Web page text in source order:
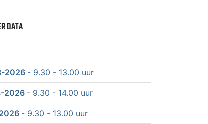
DATA
2026 - 9.30 - 13.00 uur
2026 - 9.30 - 14.00 uur
- 9.30 - 13.00 uur